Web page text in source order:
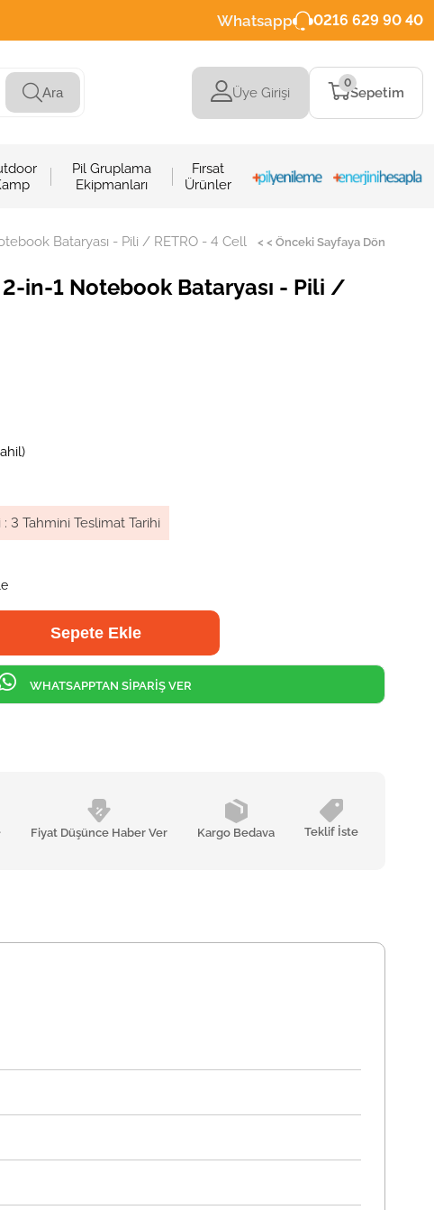
Whatsapp 0216 629 90 40
Ara Üye Girişi Sepetim
0
Pil Gruplama
Ekipmanları
Fırsat
Ürünler
Bataryası - Pili / RETRO - 4 Cell < < Önceki Sayfaya Dön
in-1 Notebook Bataryası - Pili /
: 3 Tahmini Teslimat Tarihi
Fiyat Düşünce Haber Ver Kargo Bedava Teklif İste
WHATSAPPTAN SİPARİŞ VER